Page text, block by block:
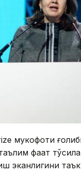
мукофоти
фақат
эканлигини